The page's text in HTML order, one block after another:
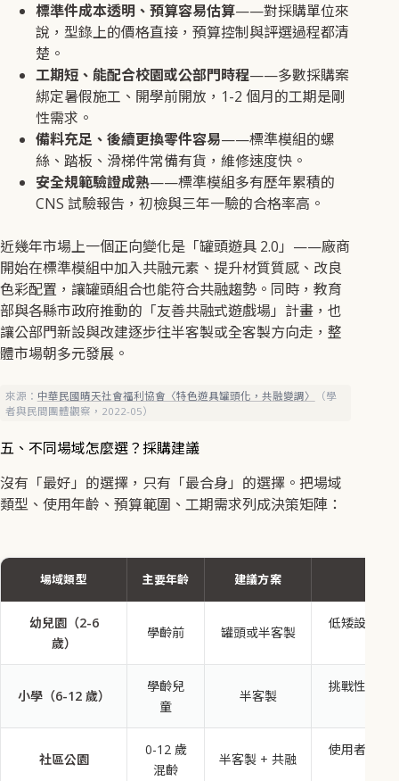
標準件成本透明、預算容易估算——對採購單位來
說，型錄上的價格直接，預算控制與評選過程都清
楚。
工期短、能配合校園或公部門時程——多數採購案
綁定暑假施工、開學前開放，1-2 個月的工期是剛
性需求。
備料充足、後續更換零件容易——標準模組的螺
絲、踏板、滑梯件常備有貨，維修速度快。
安全規範驗證成熟——標準模組多有歷年累積的
CNS 試驗報告，初檢與三年一驗的合格率高。
近幾年市場上一個正向變化是「罐頭遊具 2.0」——廠商
開始在標準模組中加入共融元素、提升材質質感、改良
色彩配置，讓罐頭組合也能符合共融趨勢。同時，教育
部與各縣市政府推動的「友善共融式遊戲場」計畫，也
讓公部門新設與改建逐步往半客製或全客製方向走，整
體市場朝多元發展。
來源： 中華民國晴天社會福利協會〈特色遊具罐頭化，共融變調〉
（學
者與民間團體觀察，2022-05）
五、不同場域怎麼選？採購建議
沒有「最好」的選擇，只有「最合身」的選擇。把場域
類型、使用年齡、預算範圍、工期需求列成決策矩陣：
場域類型 主要年齡 建議方案
幼兒園（2-6
歲）
學齡前 罐頭或半客製
低矮設計合
小學（6-12 歲）
學齡兒
童
半客製
挑戰性、大
社區公園
0-12 歲
混齡
半客製 + 共融
使用者廣度